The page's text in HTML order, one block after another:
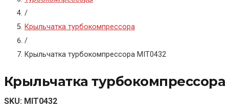
/
Крыльчатка турбокомпрессора
/
Крыльчатка турбокомпрессора MIT0432
Крыльчатка турбокомпрессора
SKU: MIT0432